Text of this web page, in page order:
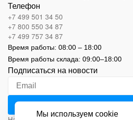
Телефон
+7 499 501 34 50
+7 800 550 34 87
+7 499 757 34 87
Время работы: 08:00 – 18:00
Время работы склада: 09:00–18:00
Подписаться на новости
Мы используем cookie